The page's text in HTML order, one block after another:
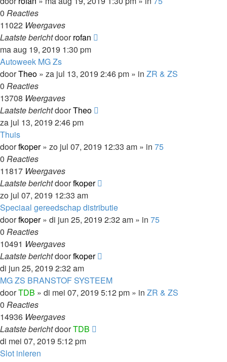
0 Reacties
11022 Weergaves
Laatste berichtdoorrofan
ma aug 19, 2019 1:30 pm
Autoweek MG Zs
doorTheo » za jul 13, 2019 2:46 pm » in ZR & ZS
0 Reacties
13708 Weergaves
Laatste berichtdoorTheo
za jul 13, 2019 2:46 pm
Thuis
doorfkoper» zo jul 07, 2019 12:33 am » in 75
0 Reacties
11817 Weergaves
Laatste berichtdoorfkoper
zo jul 07, 2019 12:33 am
Speciaal gereedschap distributie
doorfkoper» di jun 25, 2019 2:32 am » in 75
0 Reacties
10491 Weergaves
Laatste berichtdoorfkoper
di jun 25, 2019 2:32 am
MG ZS BRANSTOF SYSTEEM
doorTDB » di mei 07, 2019 5:12 pm » in ZR & ZS
0 Reacties
14936 Weergaves
Laatste berichtdoorTDB
di mei 07, 2019 5:12 pm
Slot inleren